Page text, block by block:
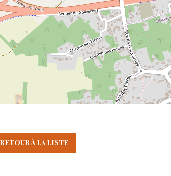
RETOUR À LA LISTE